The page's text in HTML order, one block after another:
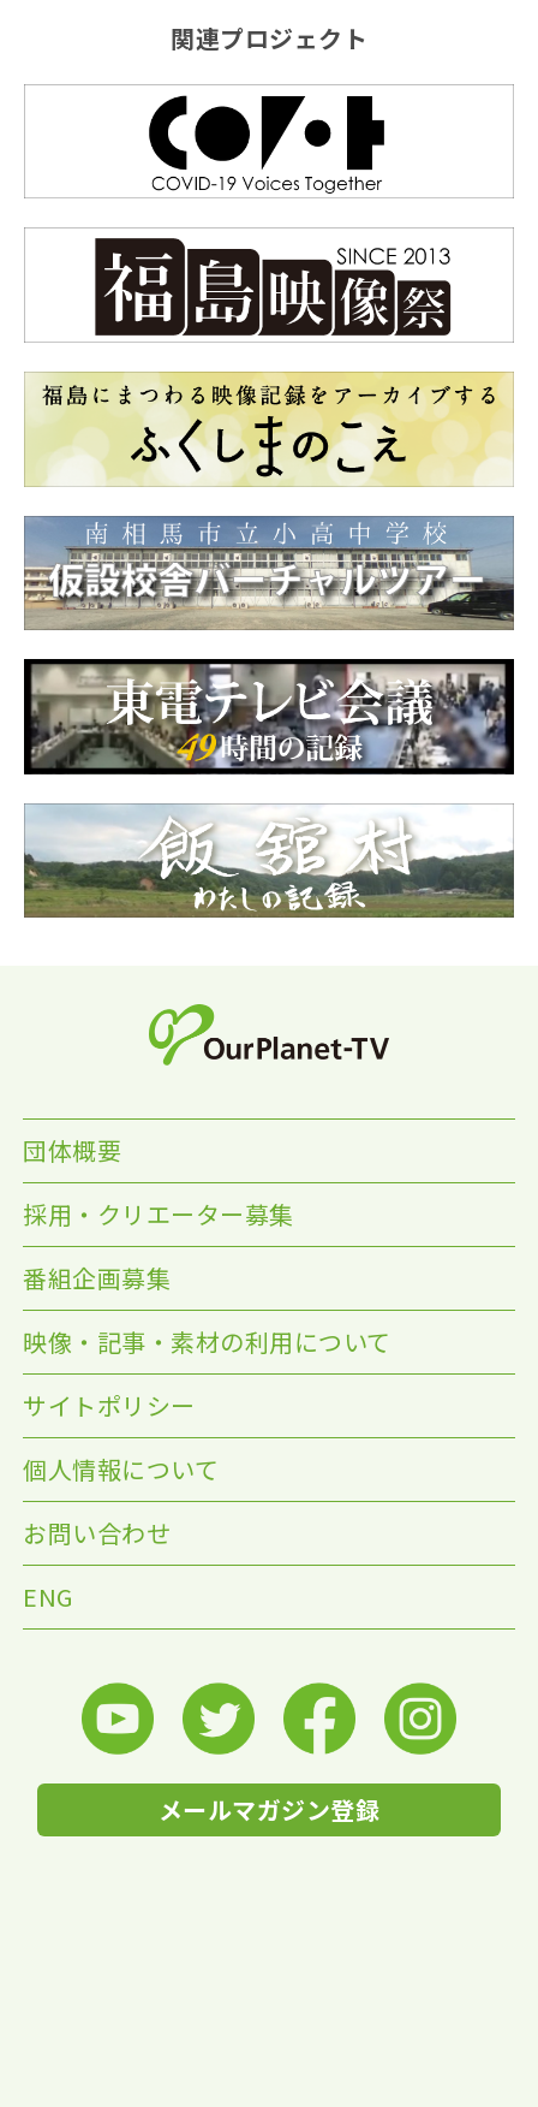
関連プロジェクト
団体概要
採用・クリエーター募集
番組企画募集
映像・記事・素材の利用について
サイトポリシー
個人情報について
お問い合わせ
ENG
メールマガジン登録